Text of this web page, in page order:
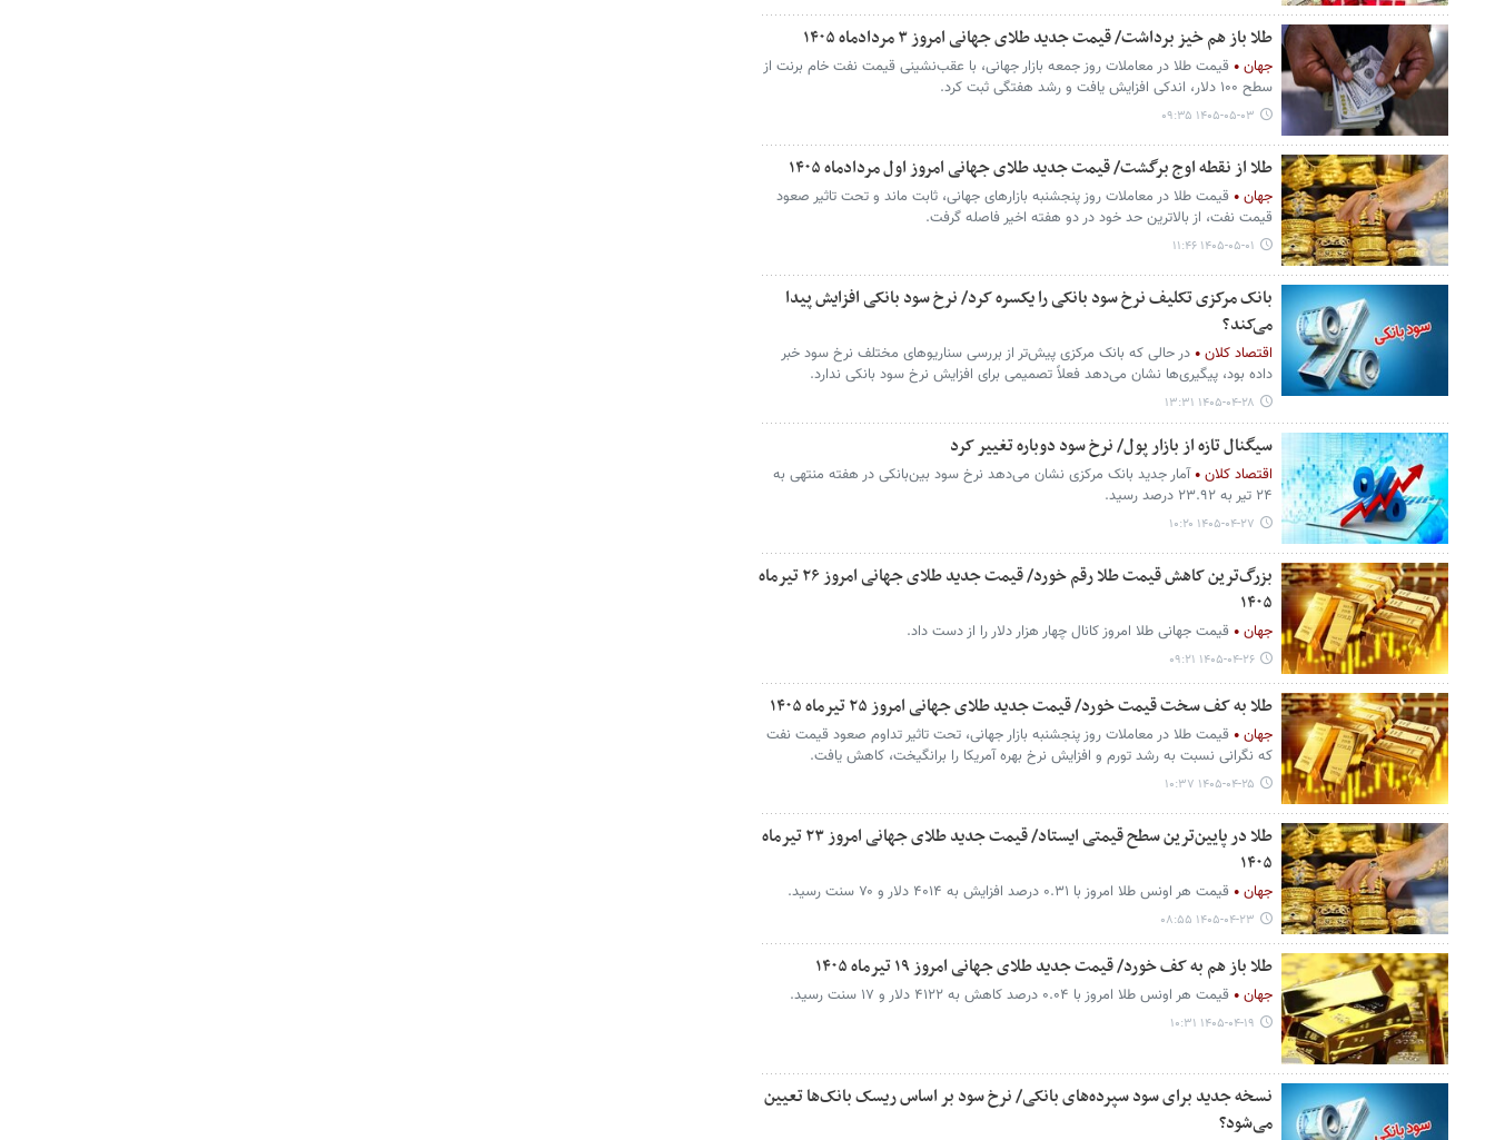
طلا باز هم خیز برداشت/ قیمت جدید طلای جهانی امروز ۳ مردادماه ۱۴۰۵
جهان
قیمت طلا در معاملات روز جمعه بازار جهانی، با عقب‌نشینی قیمت نفت خام برنت از
سطح ۱۰۰ دلار، اندکی افزایش یافت و رشد هفتگی ثبت کرد.
۱۴۰۵-۰۵-۰۳ ۰۹:۳۵
طلا از نقطه اوج برگشت/ قیمت جدید طلای جهانی امروز اول مردادماه ۱۴۰۵
جهان
قیمت طلا در معاملات روز پنجشنبه بازارهای جهانی، ثابت ماند و تحت تاثیر صعود
قیمت نفت، از بالاترین حد خود در دو هفته اخیر فاصله گرفت.
۱۴۰۵-۰۵-۰۱ ۱۱:۴۶
بانک مرکزی تکلیف نرخ سود بانکی را یکسره کرد/ نرخ سود بانکی افزایش پیدا
می‌کند؟
اقتصاد کلان
در حالی که بانک مرکزی پیش‌تر از بررسی سناریوهای مختلف نرخ سود خبر
داده بود، پیگیری‌ها نشان می‌دهد فعلاً تصمیمی برای افزایش نرخ سود بانکی ندارد.
۱۴۰۵-۰۴-۲۸ ۱۳:۳۱
سیگنال تازه از بازار پول/ نرخ سود دوباره تغییر کرد
اقتصاد کلان
آمار جدید بانک مرکزی نشان می‌دهد نرخ سود بین‌بانکی در هفته منتهی به
۲۴ تیر به ۲۳.۹۲ درصد رسید.
۱۴۰۵-۰۴-۲۷ ۱۰:۲۰
بزرگ‌ترین کاهش قیمت طلا رقم خورد/ قیمت جدید طلای جهانی امروز ۲۶ تیرماه
۱۴۰۵
جهان قیمت جهانی طلا امروز کانال چهار هزار دلار را از دست داد.
۱۴۰۵-۰۴-۲۶ ۰۹:۲۱
طلا به کف سخت قیمت خورد/ قیمت جدید طلای جهانی امروز ۲۵ تیرماه ۱۴۰۵
جهان
قیمت طلا در معاملات روز پنجشنبه بازار جهانی، تحت تاثیر تداوم صعود قیمت نفت
که نگرانی نسبت به رشد تورم و افزایش نرخ بهره آمریکا را برانگیخت، کاهش یافت.
۱۴۰۵-۰۴-۲۵ ۱۰:۳۷
طلا در پایین‌ترین سطح قیمتی ایستاد/ قیمت جدید طلای جهانی امروز ۲۳ تیرماه
۱۴۰۵
جهان قیمت هر اونس طلا امروز با ۰.۳۱ درصد افزایش به ۴۰۱۴ دلار و ۷۰ سنت رسید.
۱۴۰۵-۰۴-۲۳ ۰۸:۵۵
طلا باز هم به کف خورد/ قیمت جدید طلای جهانی امروز ۱۹ تیرماه ۱۴۰۵
جهان قیمت هر اونس طلا امروز با ۰.۰۴ درصد کاهش به ۴۱۲۲ دلار و ۱۷ سنت رسید.
۱۴۰۵-۰۴-۱۹ ۱۰:۳۱
نسخه جدید برای سود سپرده‌های بانکی/ نرخ سود بر اساس ریسک بانک‌ها تعیین
می‌شود؟